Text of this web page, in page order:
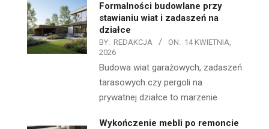
Formalności budowlane przy
stawianiu wiat i zadaszeń na
działce
BY: REDAKCJA ON: 14 KWIETNIA,
2026
Budowa wiat garażowych, zadaszeń
tarasowych czy pergoli na
prywatnej działce to marzenie
Wykończenie mebli po remoncie